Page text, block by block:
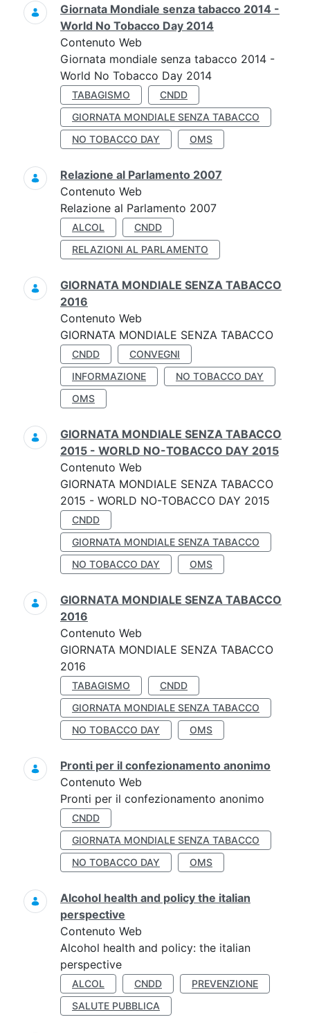
Giornata Mondiale senza tabacco 2014 -
World No Tobacco Day 2014
Contenuto Web
Giornata mondiale senza tabacco 2014 -
World No Tobacco Day 2014
TABAGISMO
CNDD
GIORNATA MONDIALE SENZA TABACCO
NO TOBACCO DAY
OMS
Relazione al Parlamento 2007
Contenuto Web
Relazione al Parlamento 2007
ALCOL
CNDD
RELAZIONI AL PARLAMENTO
GIORNATA MONDIALE SENZA TABACCO
2016
Contenuto Web
GIORNATA MONDIALE SENZA TABACCO
CNDD
CONVEGNI
INFORMAZIONE
NO TOBACCO DAY
OMS
GIORNATA MONDIALE SENZA TABACCO
2015 - WORLD NO-TOBACCO DAY 2015
Contenuto Web
GIORNATA MONDIALE SENZA TABACCO
2015 - WORLD NO-TOBACCO DAY 2015
CNDD
GIORNATA MONDIALE SENZA TABACCO
NO TOBACCO DAY
OMS
GIORNATA MONDIALE SENZA TABACCO
2016
Contenuto Web
GIORNATA MONDIALE SENZA TABACCO
2016
TABAGISMO
CNDD
GIORNATA MONDIALE SENZA TABACCO
NO TOBACCO DAY
OMS
Pronti per il confezionamento anonimo
Contenuto Web
Pronti per il confezionamento anonimo
CNDD
GIORNATA MONDIALE SENZA TABACCO
NO TOBACCO DAY
OMS
Alcohol health and policy the italian
perspective
Contenuto Web
Alcohol health and policy: the italian
perspective
ALCOL CNDD
PREVENZIONE
SALUTE PUBBLICA